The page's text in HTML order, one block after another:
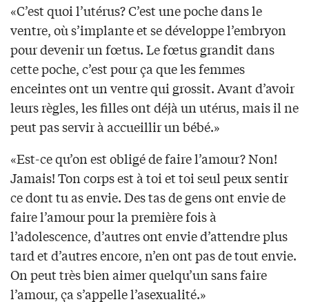
«C’est quoi l’utérus? C’est une poche dans le
ventre, où s’implante et se développe l’embryon
pour devenir un fœtus. Le fœtus grandit dans
cette poche, c’est pour ça que les femmes
enceintes ont un ventre qui grossit. Avant d’avoir
leurs règles, les filles ont déjà un utérus, mais il ne
peut pas servir à accueillir un bébé.»
«Est-ce qu’on est obligé de faire l’amour? Non!
Jamais! Ton corps est à toi et toi seul peux sentir
ce dont tu as envie. Des tas de gens ont envie de
faire l’amour pour la première fois à
l’adolescence, d’autres ont envie d’attendre plus
tard et d’autres encore, n’en ont pas de tout envie.
On peut très bien aimer quelqu’un sans faire
l’amour, ça s’appelle l’asexualité.»